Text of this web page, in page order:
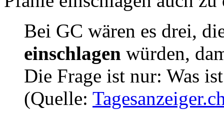
Bei GC wären es drei,
einschlagen würden,
Die Frage ist nur: Was
(Quelle: